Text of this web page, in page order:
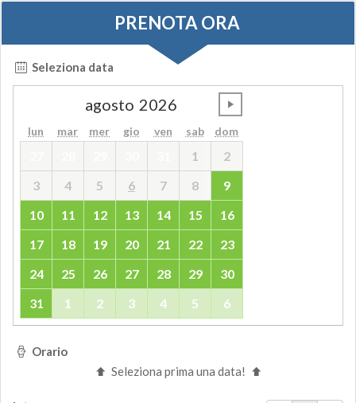
PRENOTA ORA
Seleziona data
agosto 2026
lun mar mer gio ven sab dom
1
2
3
4 5 6 7 8
9
10
11 12 13 14 15
16
17
18 19 20 21 22
23
24
25 26 27 28 29
30
31
1 2 3 4 5 6
Orario
Seleziona prima una data!